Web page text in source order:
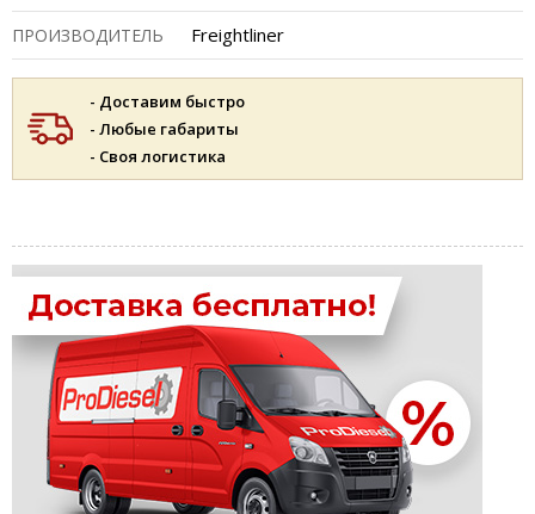
ПРОИЗВОДИТЕЛЬ Freightliner
- Доставим быстро
- Любые габариты
- Своя логистика